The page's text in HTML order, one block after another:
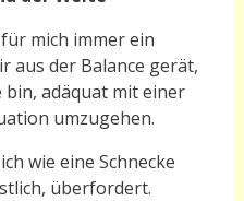
mich immer ein
aus der Balance gerät,
bin, adäquat mit einer
umzugehen.
wie eine Schnecke
überfordert.